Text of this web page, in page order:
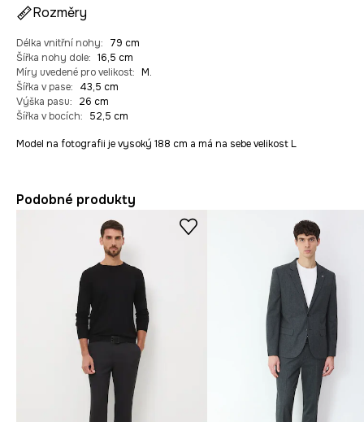
Rozměry
Délka vnitřní nohy:
79 cm
Šířka nohy dole: 16,5 cm
Míry uvedené pro velikost: M.
Šířka v pase:
43,5 cm
Výška pasu:
26 cm
Šířka v bocích: 52,5 cm
Model na fotografii je vysoký 188 cm a má na sebe velikost L
Podobné produkty